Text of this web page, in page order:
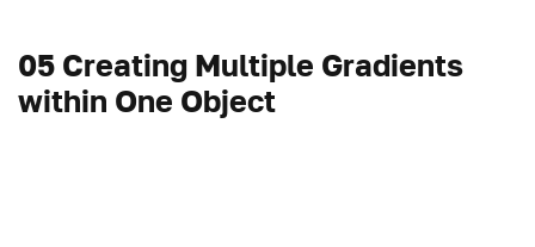
05 Creating Multiple Gradients
within One Object